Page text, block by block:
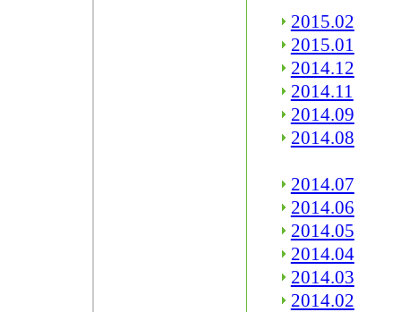
2015.02
2015.01
2014.12
2014.11
2014.09
2014.08
2014.07
2014.06
2014.05
2014.04
2014.03
2014.02